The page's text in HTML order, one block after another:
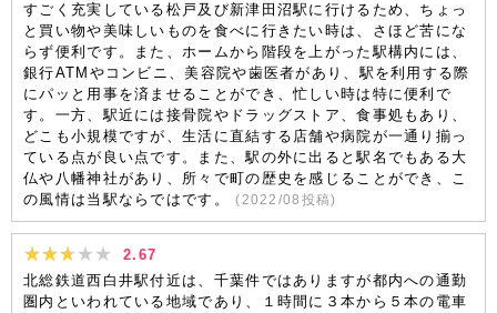
すごく充実している松戸及び新津田沼駅に行けるため、ちょっ
と買い物や美味しいものを食べに行きたい時は、さほど苦にな
らず便利です。また、ホームから階段を上がった駅構内には、
銀行ATMやコンビニ、美容院や歯医者があり、駅を利用する際
にパッと用事を済ませることができ、忙しい時は特に便利で
す。一方、駅近には接骨院やドラッグストア、食事処もあり、
どこも小規模ですが、生活に直結する店舗や病院が一通り揃っ
ている点が良い点です。また、駅の外に出ると駅名でもある大
仏や八幡神社があり、所々で町の歴史を感じることができ、こ
の風情は当駅ならではです。
(2022/08 投稿)
2.67
北総鉄道西白井駅付近は、千葉件ではありますが都内への通勤
圏内といわれている地域であり、１時間に３本から５本の電車